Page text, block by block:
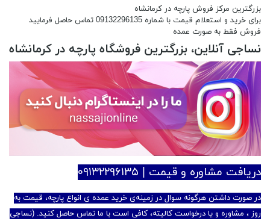
بزرگترین مرکز فروش پارچه در کرمانشاه
برای خرید و استعلام قیمت با شماره 09132296135 تماس حاصل فرمایید
فروش فقط به صورت عمده
نساجی آنلاین، بزرگترین فروشگاه پارچه در کرمانشاه
دریافت مشاوره و قیمت | ۰۹۱۳۲۲۹۶۱۳۵
در صورت داشتن هرگونه سوال در زمینه‌ی خرید عمده ی انواع پارچه، قیمت به
روز ، مشاوره و یا درخواست کالیته، کافی است با ما تماس حاصل کنید. (نساجی